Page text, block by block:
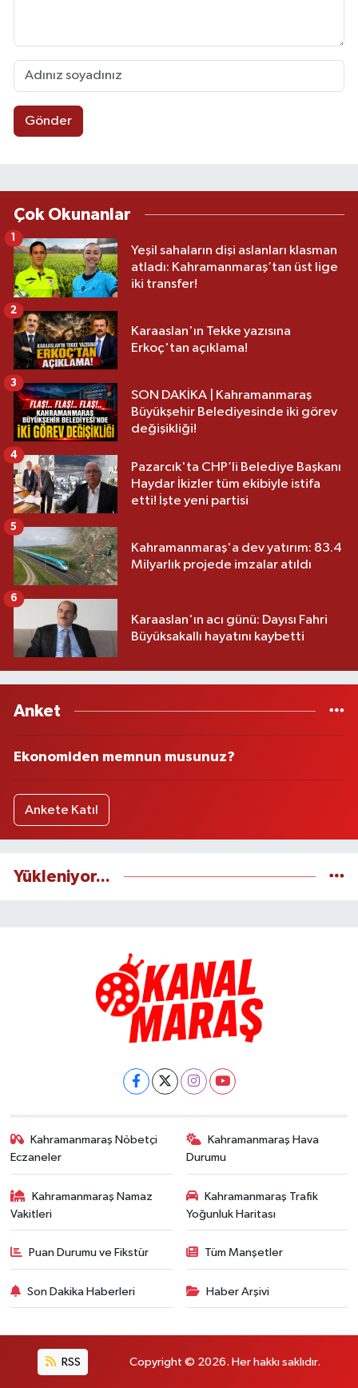
Gönder
Çok Okunanlar
Yeşil sahaların dişi aslanları klasman
atladı: Kahramanmaraş’tan üst lige
iki transfer!
Karaaslan'ın Tekke yazısına
Erkoç'tan açıklama!
2
SON DAKİKA | Kahramanmaraş
Büyükşehir Belediyesinde iki görev
değişikliği!
3
Pazarcık'ta CHP’li Belediye Başkanı
Haydar İkizler tüm ekibiyle istifa
etti! İşte yeni partisi
4
Kahramanmaraş'a dev yatırım: 83.4
Milyarlık projede imzalar atıldı
5
Karaaslan'ın acı günü: Dayısı Fahri
Büyüksakallı hayatını kaybetti
6
Anket
Ekonomiden memnun musunuz?
Ankete Katıl
Yükleniyor...
Kahramanmaraş Nöbetçi
Eczaneler
Kahramanmaraş Hava
Durumu
Kahramanmaraş Namaz
Vakitleri
Kahramanmaraş Trafik
Yoğunluk Haritası
Puan Durumu ve Fikstür Tüm Manşetler
Son Dakika Haberleri Haber Arşivi
RSS Copyright © 2026. Her hakkı saklıdır.